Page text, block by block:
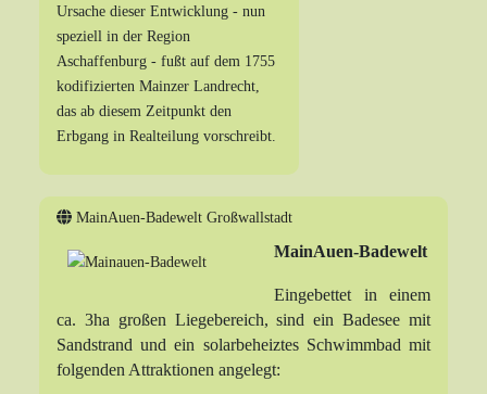
Ursache dieser Entwicklung - nun
speziell in der Region
Aschaffenburg - fußt auf dem 1755
kodifizierten Mainzer Landrecht,
das ab diesem Zeitpunkt den
Erbgang in Realteilung vorschreibt.
MainAuen-Badewelt Großwallstadt
MainAuen-Badewelt
Eingebettet in einem
ca. 3ha großen Liegebereich, sind ein Badesee mit
Sandstrand und ein solarbeheiztes Schwimmbad mit
folgenden Attraktionen angelegt: